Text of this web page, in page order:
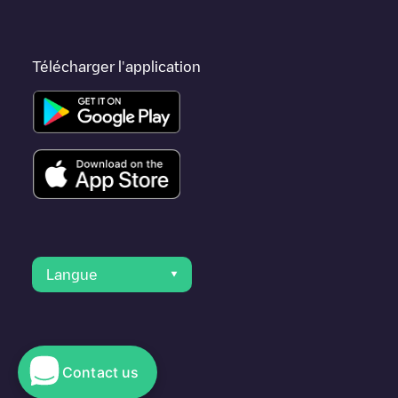
Télécharger l'application
Langue
© 2023 Electromaps
Contact us